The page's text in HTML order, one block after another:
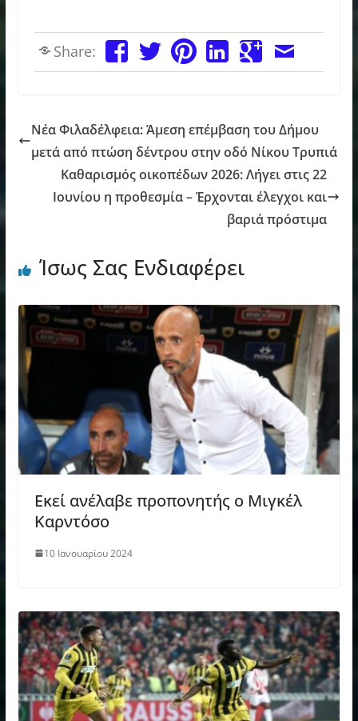
Share:
Νέα Φιλαδέλφεια: Άμεση επέμβαση του Δήμου
μετά από πτώση δέντρου στην οδό Νίκου Τρυπιά
Καθαρισμός οικοπέδων 2026: Λήγει στις 22
Ιουνίου η προθεσμία – Έρχονται έλεγχοι και
βαριά πρόστιμα
Ίσως Σας Ενδιαφέρει
Εκεί ανέλαβε προπονητής ο Μιγκέλ
Καρντόσο
10 Ιανουαρίου 2024